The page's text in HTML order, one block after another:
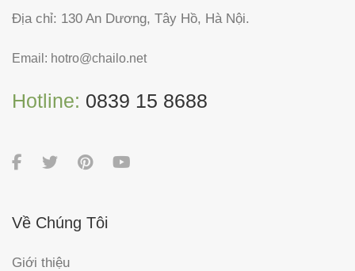
Địa chỉ: 130 An Dương, Tây Hồ, Hà Nội.
Email: hotro@chailo.net
Hotline: 0839 15 8688
Về Chúng Tôi
Giới thiệu